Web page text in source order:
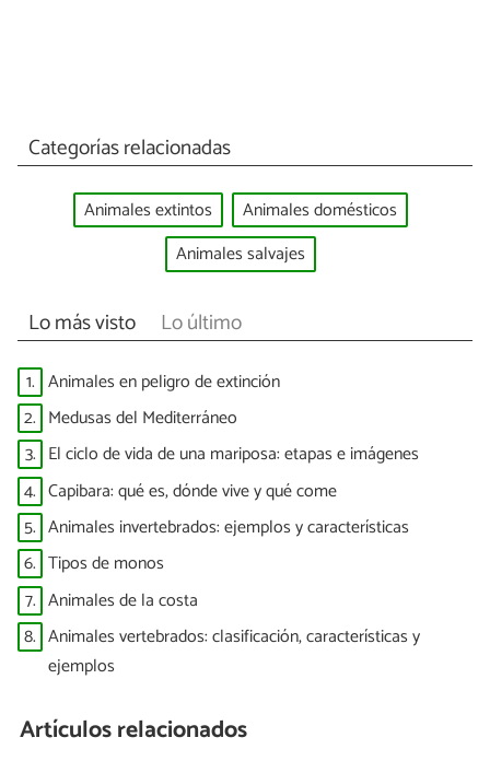
Categorías relacionadas
Animales extintos
Animales domésticos
Animales salvajes
Lo más visto Lo último
1. Animales en peligro de extinción
2. Medusas del Mediterráneo
3. El ciclo de vida de una mariposa: etapas e imágenes
4. Capibara: qué es, dónde vive y qué come
5. Animales invertebrados: ejemplos y características
6. Tipos de monos
7. Animales de la costa
8. Animales vertebrados: clasificación, características y
ejemplos
Artículos relacionados